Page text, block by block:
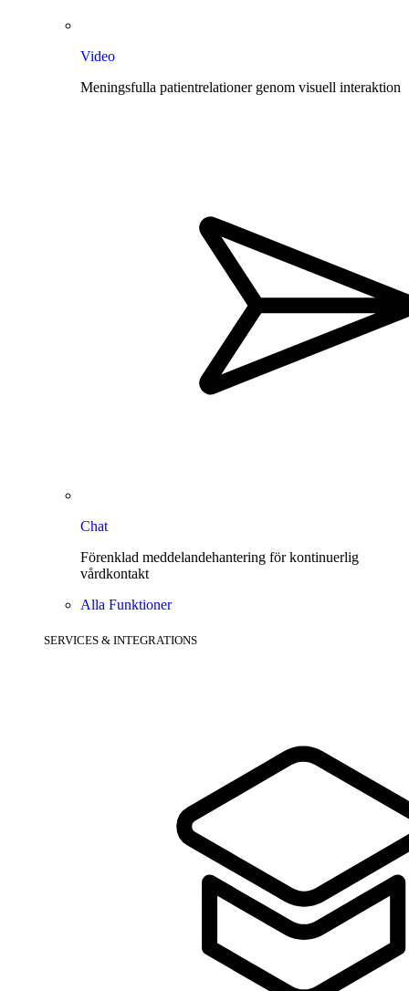
Video
Meningsfulla patientrelationer genom visuell interaktion
Chat
Förenklad meddelandehantering för kontinuerlig
vårdkontakt
Alla Funktioner
SERVICES & INTEGRATIONS